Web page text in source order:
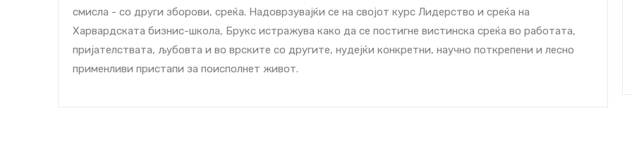
смисла - со други зборови, среќа. Надоврзувајќи се на својот курс Лидерство и среќа на
Харвардската бизнис-школа, Брукс истражува како да се постигне вистинска среќа во работата,
пријателствата, љубовта и во врските со другите, нудејќи конкретни, научно поткрепени и лесно
применливи пристапи за поисполнет живот.